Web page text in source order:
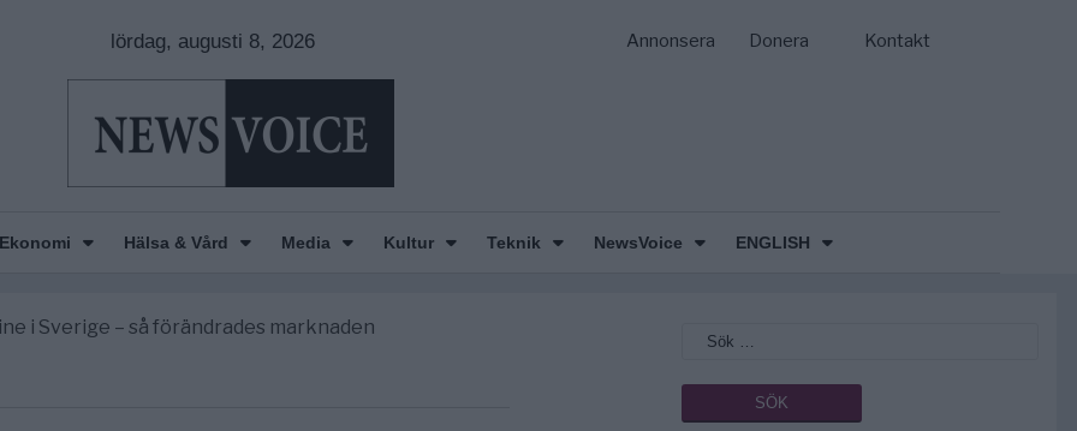
lördag, augusti 8, 2026 Annonsera Donera Kontakt
Ekonomi Hälsa & Vård Media Kultur Teknik NewsVoice
ENGLISH
i Sverige – så förändrades marknaden